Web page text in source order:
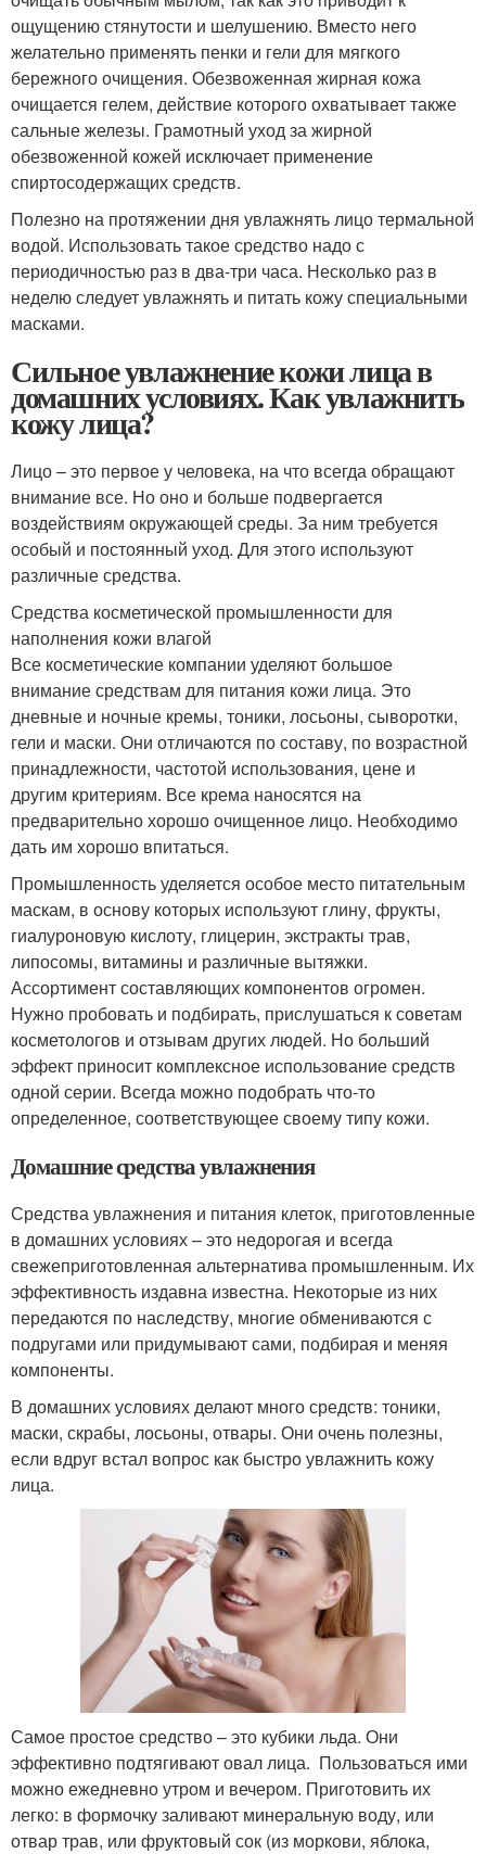
ощущению стянутости и шелушению. Вместо него
желательно применять пенки и гели для мягкого
бережного очищения. Обезвоженная жирная кожа
очищается гелем, действие которого охватывает также
сальные железы. Грамотный уход за жирной
обезвоженной кожей исключает применение
спиртосодержащих средств.
Полезно на протяжении дня увлажнять лицо термальной
водой. Использовать такое средство надо с
периодичностью раз в два-три часа. Несколько раз в
неделю следует увлажнять и питать кожу специальными
масками.
Сильное увлажнение кожи лица в
домашних условиях. Как увлажнить
кожу лица?
Лицо – это первое у человека, на что всегда обращают
внимание все. Но оно и больше подвергается
воздействиям окружающей среды. За ним требуется
особый и постоянный уход. Для этого используют
различные средства.
Средства косметической промышленности для
наполнения кожи влагой
Все косметические компании уделяют большое
внимание средствам для питания кожи лица. Это
дневные и ночные кремы, тоники, лосьоны, сыворотки,
гели и маски. Они отличаются по составу, по возрастной
принадлежности, частотой использования, цене и
другим критериям. Все крема наносятся на
предварительно хорошо очищенное лицо. Необходимо
дать им хорошо впитаться.
Промышленность уделяется особое место питательным
маскам, в основу которых используют глину, фрукты,
гиалуроновую кислоту, глицерин, экстракты трав,
липосомы, витамины и различные вытяжки.
Ассортимент составляющих компонентов огромен.
Нужно пробовать и подбирать, прислушаться к советам
косметологов и отзывам других людей. Но больший
эффект приносит комплексное использование средств
одной серии. Всегда можно подобрать что-то
определенное, соответствующее своему типу кожи.
Домашние средства увлажнения
Средства увлажнения и питания клеток, приготовленные
в домашних условиях – это недорогая и всегда
свежеприготовленная альтернатива промышленным. Их
эффективность издавна известна. Некоторые из них
передаются по наследству, многие обмениваются с
подругами или придумывают сами, подбирая и меняя
компоненты.
В домашних условиях делают много средств: тоники,
маски, скрабы, лосьоны, отвары. Они очень полезны,
если вдруг встал вопрос как быстро увлажнить кожу
лица.
Самое простое средство – это кубики льда. Они
эффективно подтягивают овал лица. Пользоваться ими
можно ежедневно утром и вечером. Приготовить их
легко: в формочку заливают минеральную воду, или
отвар трав, или фруктовый сок (из моркови, яблока,